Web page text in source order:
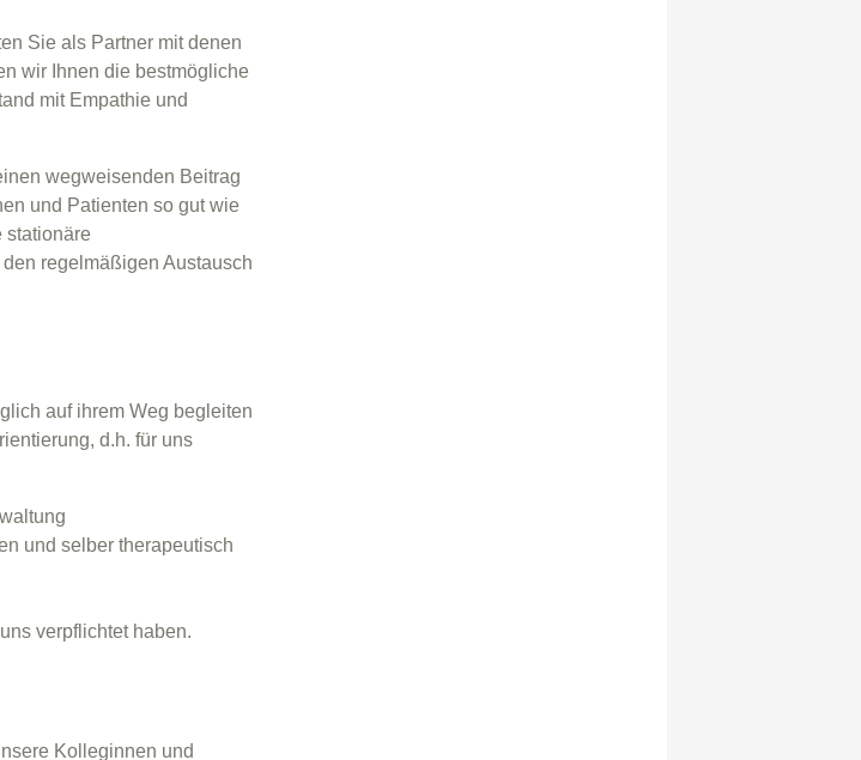
Sie als Partner mit denen
wir Ihnen die bestmögliche
mit Empathie und
wegweisenden Beitrag
und Patienten so gut wie
stationäre
regelmäßigen Austausch
auf ihrem Weg begleiten
d.h. für uns
und selber therapeutisch
verpflichtet haben.
Kolleginnen und